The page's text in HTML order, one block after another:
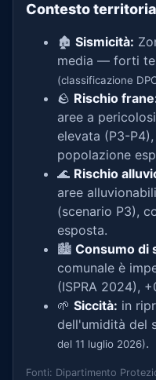
Contesto
🏚️ Sismicità:
media — forti
(classificazione
🪨 Rischio
aree a
elevata (P3-
popolazione
🌊 Rischio
aree
(scenario P3),
esposta.
🏙️ Consumo di
comunale è
(ISPRA 2024),
🌱 Siccità: in
dell'umidità del
del 11 luglio 2026).
Fonti: Dipartimento